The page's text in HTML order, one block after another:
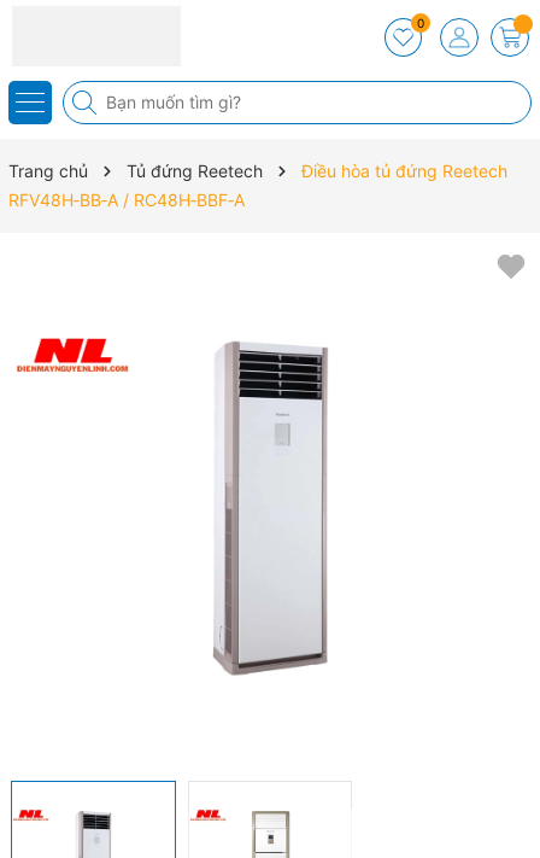
0
Trang chủ Tủ đứng Reetech
Điều hòa tủ đứng Reetech
RFV48H‑BB‑A / RC48H‑BBF‑A